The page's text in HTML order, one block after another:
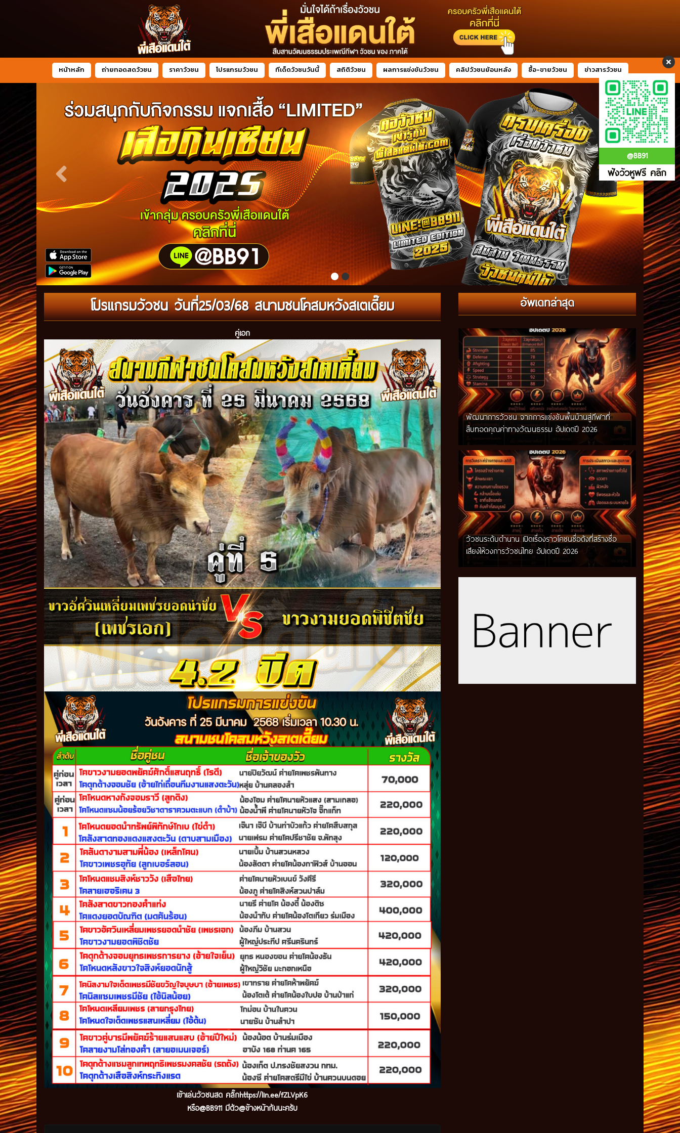
@BB91
ฟังวัวหูฟรี คลิก
หน้าหลัก ถ่ายทอดสดวัวชน ราคาวัวชน โปรแกรมวัวชน ทีเด็ดวัวชนวันนี้ สถิติวัวชน ผลการแข่งขันวัวชน คลิปวัวชนย้อนหลัง ซื้อ-ขายวัวชน ข่าวสารวัวชน
โปรแกรมวัวชน วันที่25/03/68 สนามชนโคสมหวังสเตเดี๊ยม
คู่เอก
เข้าเล่นวัวชนสด คลิ๊กhttps://lin.ee/fZLVpK6
หรือ@BB911 มีตัว@ข้างหน้ากันนะครับ
อัพเดทล่าสุด
กติกาวัวชนสมัยก่อน วิถีการแข่งขันดั้งเดิมที่สืบทอด
ผ่านภูมิปัญญาท้องถิ่น อัปเดตปี 2026
พัฒนาการวัวชน จากการแข่งขันพื้นบ้านสู่กีฬาที่
สืบทอดคุณค่าทางวัฒนธรรม อัปเดตปี 2026
วัวชนระดับตำนาน เปิดเรื่องราวโคชนชื่อดังที่สร้างชื่อ
เสียงให้วงการวัวชนไทย อัปเดตปี 2026